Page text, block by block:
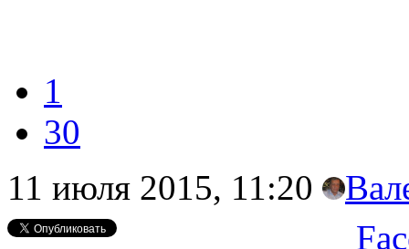
1
30
11 июля 2015, 11:20